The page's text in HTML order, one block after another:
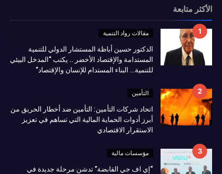
الأكثر متابعة
مقالات رواد التنمية
الدكتور حسين أباظة المستشار الدولي للتنمية
المستدامة والإقتصاد الأخضر .. يكتب “المدخل البيئي
للتنمية… البناء المستدام للإنسان والإقتصاد”
التأمين
اتحاد شركات التأمين: التأمين ضد أخطار الحريق من
أبرز أدوات الحماية المالية التي تساهم في تعزيز
الاستقرار الاقتصادي
مؤسسات مالية
“إي اف جي القابضة” تدشن مرحلة جديدة في